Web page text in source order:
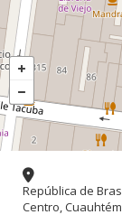
República de
Centro,